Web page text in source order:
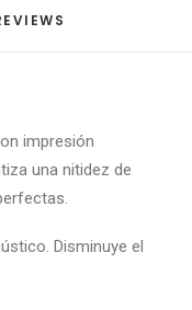
impresión
una nitidez de
Disminuye el